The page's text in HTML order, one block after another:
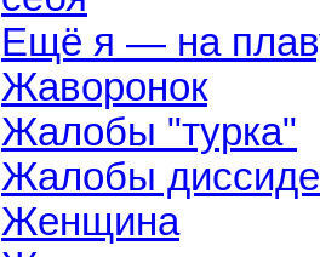
Ещё я — на
Жаворонок
Жалобы "турка"
Жалобы
Женщина